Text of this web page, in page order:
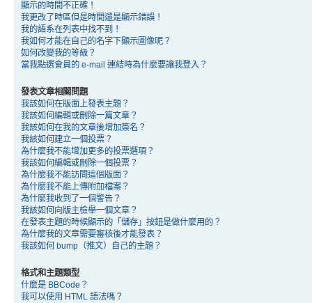
顯示的時間不正確！
我更改了時區但是時間還是顯示錯誤！
我的語系在列表中找不到！
我如何才能在自己的名字下顯示圖像呢？
如何改變我的等級？
當我點選會員的 e-mail 連結時為什麼要讓我登入？
發表文章相關問題
我該如何在版面上發表主題？
我該如何編輯或刪除一篇文章？
我該如何在我的文章後增加簽名？
我該如何建立一個投票？
為什麼我不能增加更多的投票選項？
我該如何編輯或刪除一個投票？
為什麼我不能訪問這個版面？
為什麼我不能上傳附加檔案？
為什麼我收到了一個警告？
我該如何向版主檢舉一個文章？
在發表主題的時候顯示的「儲存」按鈕是做什麼用的？
為什麼我的文章需要審核後才能發表？
我該如何 bump（推文）自己的主題？
格式和主題類型
什麼是 BBCode？
我可以使用 HTML 語法嗎？